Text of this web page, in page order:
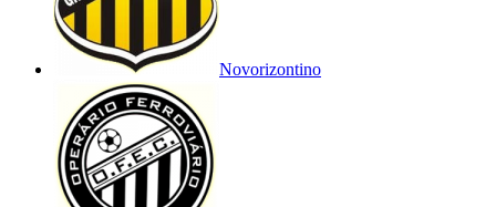
Novorizontino